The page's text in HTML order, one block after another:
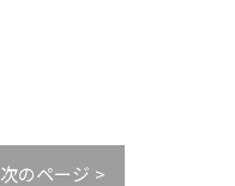
次のページ >